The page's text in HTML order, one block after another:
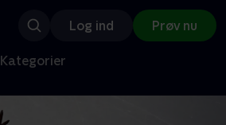
Log ind Prøv nu
Kategorier